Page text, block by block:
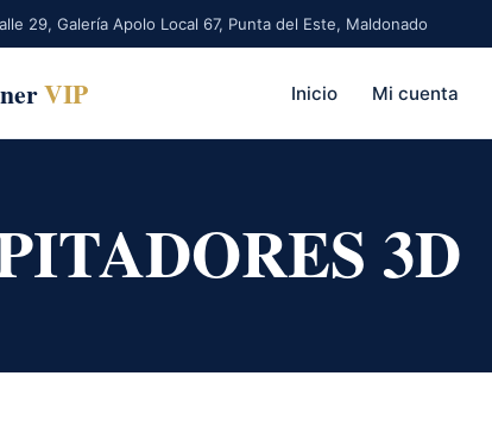
29, Galería Apolo Local 67, Punta del Este, Maldonado
VIP Inicio Mi cuenta
3D